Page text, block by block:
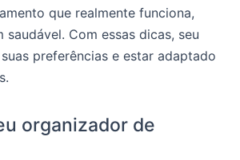
que realmente funciona,
saudável. Com essas dicas, seu
preferências e estar adaptado
organizador de